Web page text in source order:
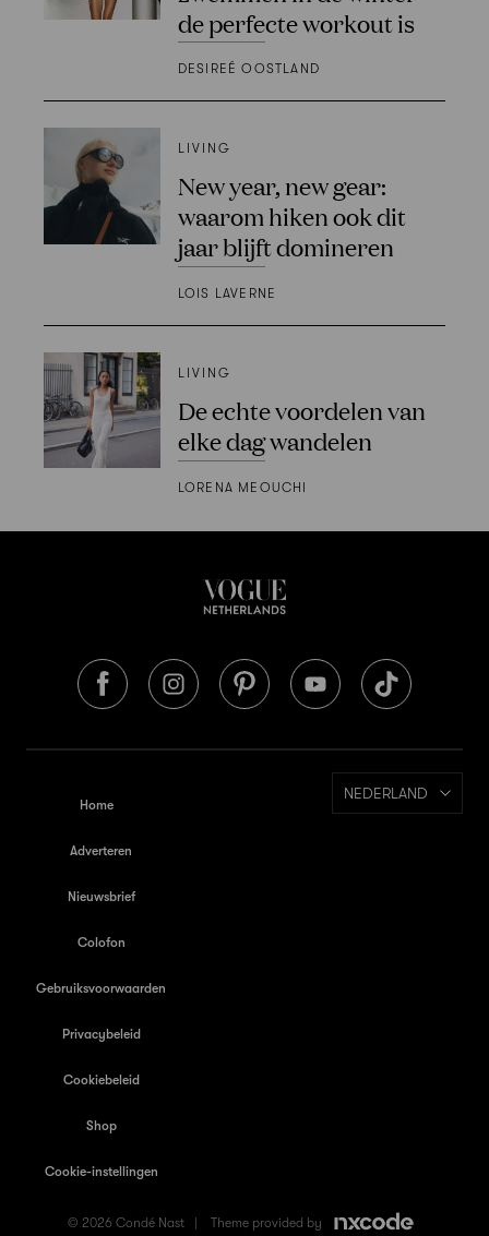
de perfecte workout is
DESIREÉ OOSTLAND
LIVING
New year, new gear:
waarom hiken ook dit
jaar blijft domineren
LOIS LAVERNE
LIVING
De echte voordelen van
elke dag wandelen
LORENA MEOUCHI
Home
Adverteren
Nieuwsbrief
Colofon
Gebruiksvoorwaarden
Privacybeleid
Cookiebeleid
Shop
Cookie-instellingen
NEDERLAND
© 2026 Condé Nast | Theme provided by